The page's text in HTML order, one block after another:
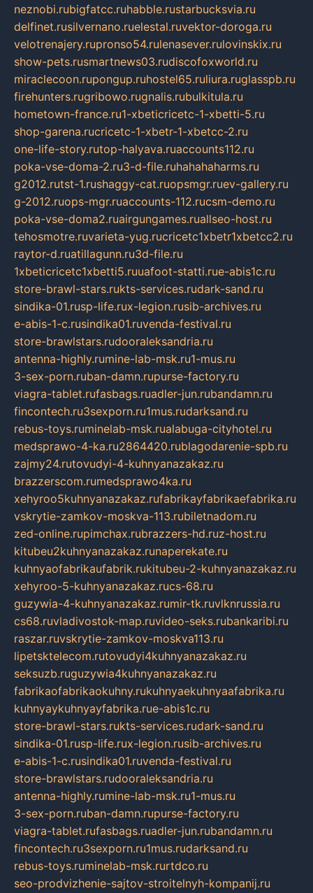
neznobi.rubigfatcc.ruhabble.rustarbucksvia.ru
delfinet.rusilvernano.ruelestal.ruvektor-doroga.ru
velotrenajery.rupronso54.rulenasever.rulovinskix.ru
show-pets.rusmartnews03.rudiscofoxworld.ru
miraclecoon.rupongup.ruhostel65.ruliura.ruglasspb.ru
firehunters.rugribowo.rugnalis.rubulkitula.ru
hometown-france.ru1-xbeticricetc-1-xbetti-5.ru
shop-garena.rucricetc-1-xbetr-1-xbetcc-2.ru
one-life-story.rutop-halyava.ruaccounts112.ru
poka-vse-doma-2.ru3-d-file.ruhahahaharms.ru
g2012.rutst-1.rushaggy-cat.ruopsmgr.ruev-gallery.ru
g-2012.ruops-mgr.ruaccounts-112.rucsm-demo.ru
poka-vse-doma2.ruairgungames.ruallseo-host.ru
tehosmotre.ruvarieta-yug.rucricetc1xbetr1xbetcc2.ru
raytor-d.ruatillagunn.ru3d-file.ru
1xbeticricetc1xbetti5.ruuafoot-statti.rue-abis1c.ru
store-brawl-stars.rukts-services.rudark-sand.ru
sindika-01.rusp-life.rux-legion.rusib-archives.ru
e-abis-1-c.rusindika01.ruvenda-festival.ru
store-brawlstars.rudooraleksandria.ru
antenna-highly.rumine-lab-msk.ru1-mus.ru
3-sex-porn.ruban-damn.rupurse-factory.ru
viagra-tablet.rufasbags.ruadler-jun.rubandamn.ru
fincontech.ru3sexporn.ru1mus.rudarksand.ru
rebus-toys.ruminelab-msk.rualabuga-cityhotel.ru
medsprawo-4-ka.ru2864420.rublagodarenie-spb.ru
zajmy24.rutovudyi-4-kuhnyanazakaz.ru
brazzerscom.rumedsprawo4ka.ru
xehyroo5kuhnyanazakaz.rufabrikayfabrikaefabrika.ru
vskrytie-zamkov-moskva-113.rubiletnadom.ru
zed-online.rupimchax.rubrazzers-hd.ruz-host.ru
kitubeu2kuhnyanazakaz.runaperekate.ru
kuhnyaofabrikaufabrik.rukitubeu-2-kuhnyanazakaz.ru
xehyroo-5-kuhnyanazakaz.rucs-68.ru
guzywia-4-kuhnyanazakaz.rumir-tk.ruvlknrussia.ru
cs68.ruvladivostok-map.ruvideo-seks.rubankaribi.ru
raszar.ruvskrytie-zamkov-moskva113.ru
lipetsktelecom.rutovudyi4kuhnyanazakaz.ru
seksuzb.ruguzywia4kuhnyanazakaz.ru
fabrikaofabrikaokuhny.rukuhnyaekuhnyaafabrika.ru
kuhnyaykuhnyayfabrika.rue-abis1c.ru
store-brawl-stars.rukts-services.rudark-sand.ru
sindika-01.rusp-life.rux-legion.rusib-archives.ru
e-abis-1-c.rusindika01.ruvenda-festival.ru
store-brawlstars.rudooraleksandria.ru
antenna-highly.rumine-lab-msk.ru1-mus.ru
3-sex-porn.ruban-damn.rupurse-factory.ru
viagra-tablet.rufasbags.ruadler-jun.rubandamn.ru
fincontech.ru3sexporn.ru1mus.rudarksand.ru
rebus-toys.ruminelab-msk.rurtdco.ru
seo-prodvizhenie-sajtov-stroitelnyh-kompanij.ru